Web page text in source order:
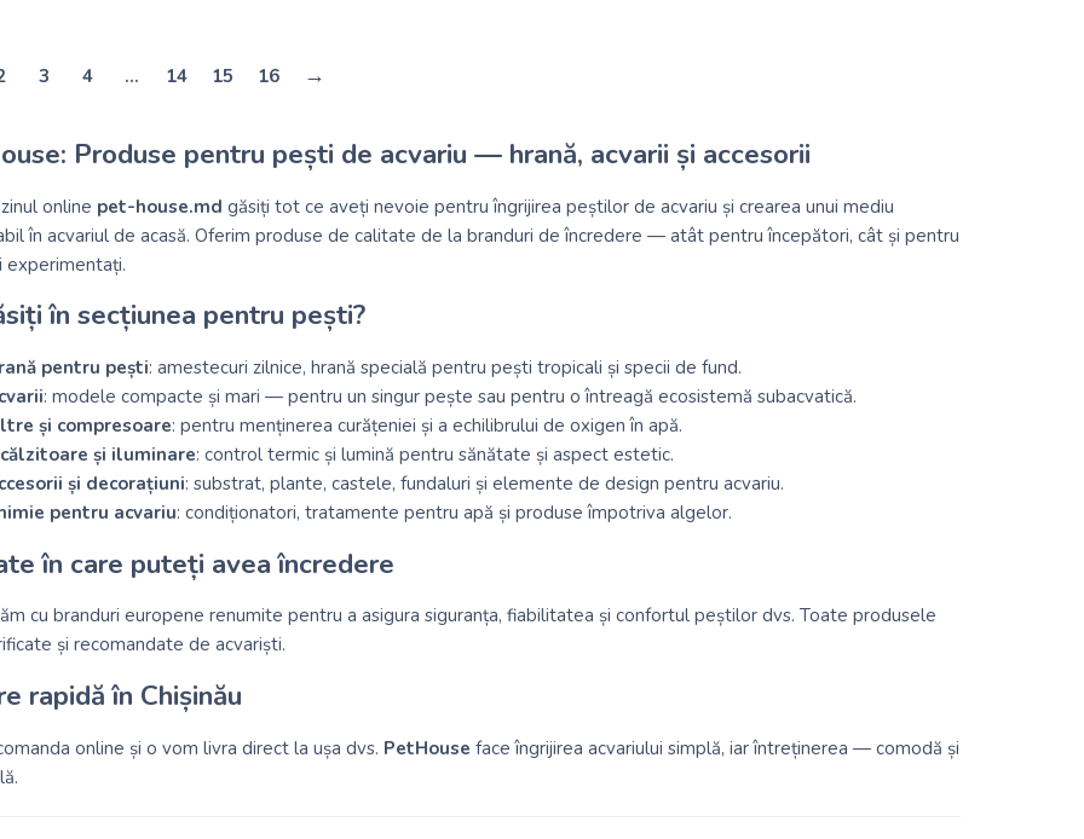
3 4 … 14 15 16 →
Produse pentru pești de acvariu — hrană, acvarii și accesorii
online pet-house.md găsiți tot ce aveți nevoie pentru îngrijirea peștilor de acvariu și crearea unui mediu
în acvariul de acasă. Oferim produse de calitate de la branduri de încredere — atât pentru începători, cât și pentru
experimentați.
în secțiunea pentru pești?
pentru pești: amestecuri zilnice, hrană specială pentru pești tropicali și specii de fund.
: modele compacte și mari — pentru un singur pește sau pentru o întreagă ecosistemă subacvatică.
și compresoare: pentru menținerea curățeniei și a echilibrului de oxigen în apă.
și iluminare: control termic și lumină pentru sănătate și aspect estetic.
și decorațiuni: substrat, plante, castele, fundaluri și elemente de design pentru acvariu.
pentru acvariu: condiționatori, tratamente pentru apă și produse împotriva algelor.
în care puteți avea încredere
cu branduri europene renumite pentru a asigura siguranța, fiabilitatea și confortul peștilor dvs. Toate produsele
și recomandate de acvariști.
rapidă în Chișinău
online și o vom livra direct la ușa dvs. PetHouse face îngrijirea acvariului simplă, iar întreținerea — comodă și